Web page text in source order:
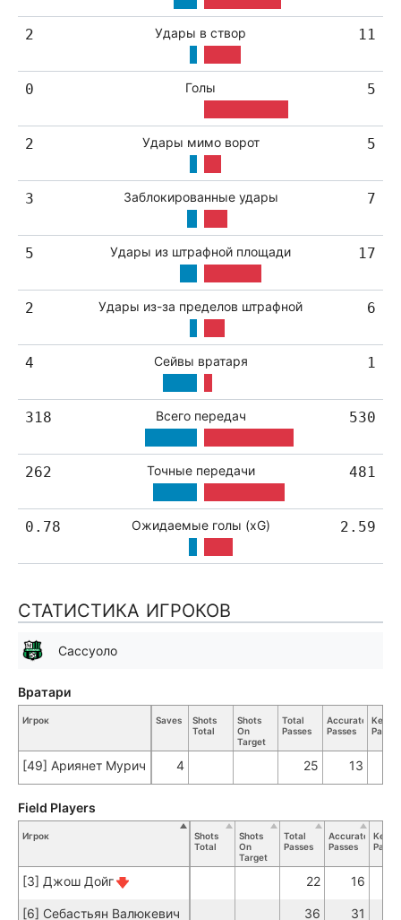
2 Удары в створ 11
0 Голы 5
2 Удары мимо ворот 5
3 Заблокированные удары 7
5 Удары из штрафной площади 17
2 Удары из-за пределов штрафной 6
4 Сейвы вратаря 1
318 Всего передач 530
262 Точные передачи 481
0.78 Ожидаемые голы (xG) 2.59
СТАТИСТИКА ИГРОКОВ
Сассуоло
Игрок Saves
Shots
Total
Shots
On
Target
Total
Passes
Accurate
Passes
Key
Passes
[49] Ариянет Мурич 4 25 13
Вратари
Игрок
Shots
Total
Shots
On
Target
Total
Passes
Accurate
Passes
Key
[3] Джош Дойг 22 16
[6] Себастьян Валюкевич 36 31
Field Players